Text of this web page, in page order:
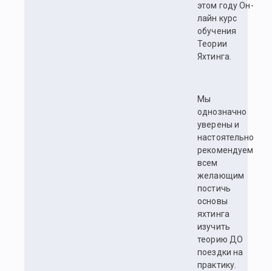
этом году Он-
лайн курс
обучения
Теории
Яхтинга.
Мы
однозначно
уверены и
настоятельно
рекомендуем
всем
желающим
постичь
основы
яхтинга
изучить
теорию ДО
поездки на
практику.